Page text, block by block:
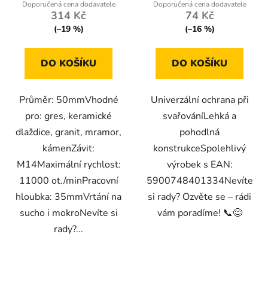
314 Kč
(–19 %)
DO KOŠÍKU
Průměr: 50mmVhodné
pro: gres, keramické
dlaždice, granit, mramor,
kámenZávit:
M14Maximální rychlost:
11000 ot./minPracovní
hloubka: 35mmVrtání na
sucho i mokroNevíte si
rady?...
74 Kč
(–16 %)
DO KOŠÍKU
Univerzální ochrana při
svařováníLehká a
pohodlná
konstrukceSpolehlivý
výrobek s EAN:
5900748401334Nevíte
si rady? Ozvěte se – rádi
vám poradíme! 📞😊